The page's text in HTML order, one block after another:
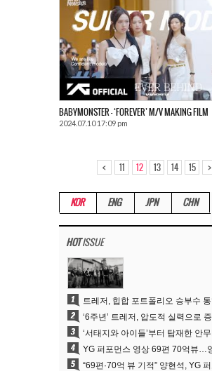
BABYMONSTER – ‘FOREVER’ M/V MAKING FILM
2024.07.10 17:09 pm
< 12 13 14 15 >
KOR ENG JPN CHN
HOTISSUE
1
2
3
4
5